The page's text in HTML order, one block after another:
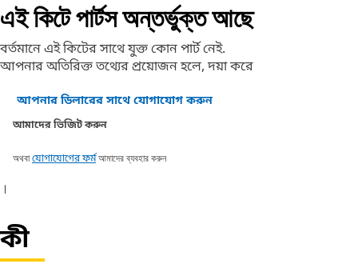
এই কিটে পার্টস অন্তর্ভুক্ত আছে
বর্তমানে এই কিটের সাথে যুক্ত কোন পার্ট নেই.
আপনার অতিরিক্ত তথ্যের প্রয়োজন হলে, দয়া করে
আপনার ডিলারের সাথে যোগাযোগ করুন
আমাদের ভিজিট করুন
অথবাযোগাযোগের ফর্মআমাদের ব্যবহার করুন
।
কী